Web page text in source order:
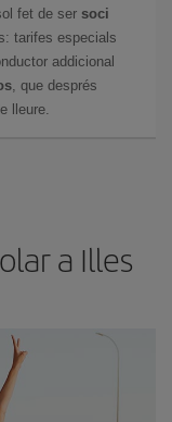
fet de ser soci
tarifes especials
addicional
, que després
lleure.
a Illes